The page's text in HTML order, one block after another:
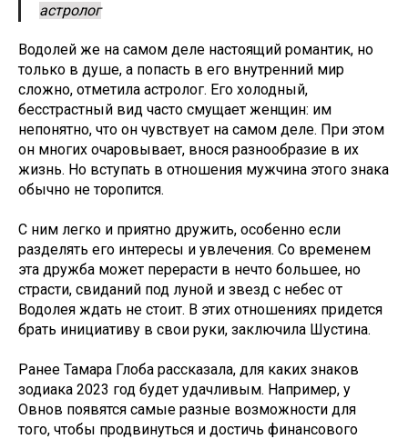
астролог
Водолей же на самом деле настоящий романтик, но
только в душе, а попасть в его внутренний мир
сложно, отметила астролог. Его холодный,
бесстрастный вид часто смущает женщин: им
непонятно, что он чувствует на самом деле. При этом
он многих очаровывает, внося разнообразие в их
жизнь. Но вступать в отношения мужчина этого знака
обычно не торопится.
С ним легко и приятно дружить, особенно если
разделять его интересы и увлечения. Со временем
эта дружба может перерасти в нечто большее, но
страсти, свиданий под луной и звезд с небес от
Водолея ждать не стоит. В этих отношениях придется
брать инициативу в свои руки, заключила Шустина.
Ранее Тамара Глоба рассказала, для каких знаков
зодиака 2023 год будет удачливым. Например, у
Овнов появятся самые разные возможности для
того, чтобы продвинуться и достичь финансового